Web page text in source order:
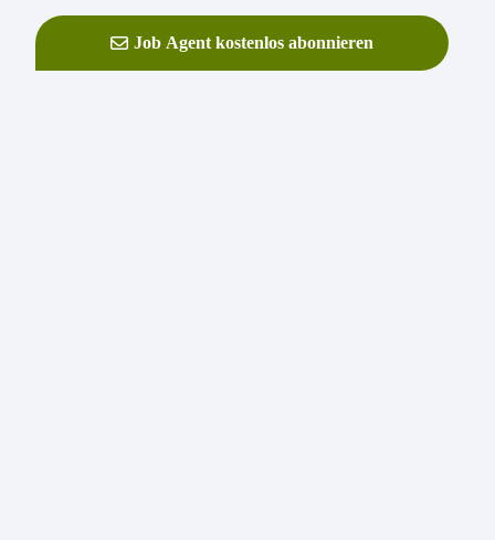
Job Agent kostenlos abonnieren